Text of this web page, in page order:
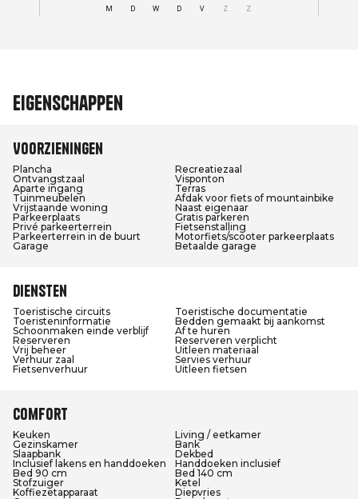
Eigenschappen
Voorzieningen
Plancha
Recreatiezaal
Ontvangstzaal
Visponton
Aparte ingang
Terras
Tuinmeubelen
Afdak voor fiets of mountainbike
Vrijstaande woning
Naast eigenaar
Parkeerplaats
Gratis parkeren
Privé parkeerterrein
Fietsenstalling
Parkeerterrein in de buurt
Motorfiets/scooter parkeerplaats
Garage
Betaalde garage
Diensten
Toeristische circuits
Toeristische documentatie
Toeristeninformatie
Bedden gemaakt bij aankomst
Schoonmaken einde verblijf
Af te huren
Reserveren
Reserveren verplicht
Vrij beheer
Uitleen materiaal
Verhuur zaal
Servies verhuur
Fietsenverhuur
Uitleen fietsen
Comfort
Keuken
Living / eetkamer
Gezinskamer
Bank
Slaapbank
Dekbed
Inclusief lakens en handdoeken
Handdoeken inclusief
Bed 90 cm
Bed 140 cm
Stofzuiger
Ketel
Koffiezetapparaat
Diepvries